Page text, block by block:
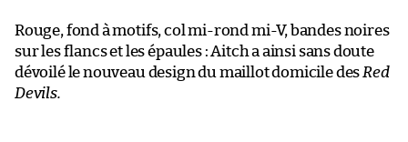
Rouge, fond à motifs, col mi-rond mi-V, bandes noires
sur les flancs et les épaules : Aitch a ainsi sans doute
dévoilé le nouveau design du maillot domicile des Red
Devils.